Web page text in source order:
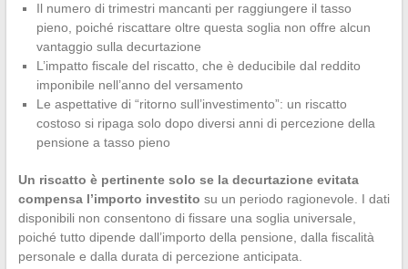
Il numero di trimestri mancanti per raggiungere il tasso
pieno, poiché riscattare oltre questa soglia non offre alcun
vantaggio sulla decurtazione
L’impatto fiscale del riscatto, che è deducibile dal reddito
imponibile nell’anno del versamento
Le aspettative di “ritorno sull’investimento”: un riscatto
costoso si ripaga solo dopo diversi anni di percezione della
pensione a tasso pieno
Un riscatto è pertinente solo se la decurtazione evitata
compensa l’importo investito su un periodo ragionevole. I dati
disponibili non consentono di fissare una soglia universale,
poiché tutto dipende dall’importo della pensione, dalla fiscalità
personale e dalla durata di percezione anticipata.